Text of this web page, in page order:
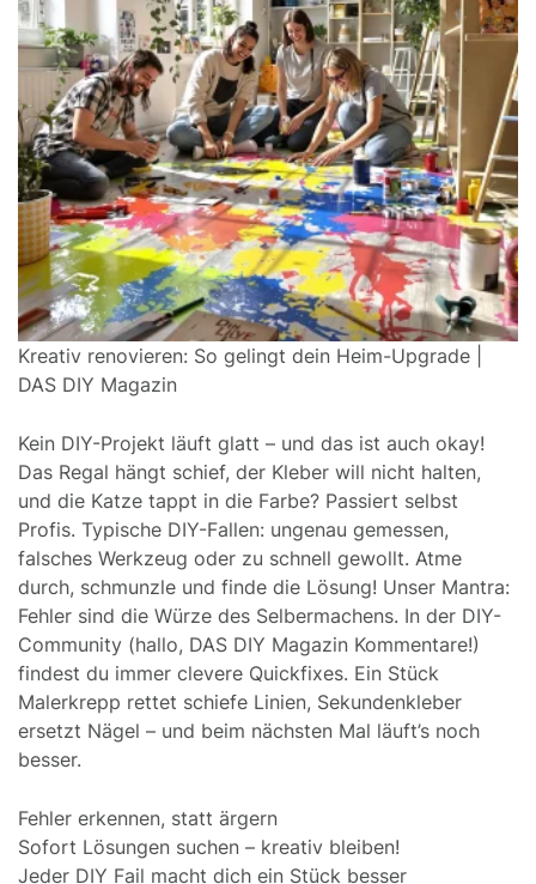
Kreativ renovieren: So gelingt dein Heim-Upgrade |
DAS DIY Magazin
Kein DIY-Projekt läuft glatt – und das ist auch okay!
Das Regal hängt schief, der Kleber will nicht halten,
und die Katze tappt in die Farbe? Passiert selbst
Profis. Typische DIY-Fallen: ungenau gemessen,
falsches Werkzeug oder zu schnell gewollt. Atme
durch, schmunzle und finde die Lösung! Unser Mantra:
Fehler sind die Würze des Selbermachens. In der DIY-
Community (hallo, DAS DIY Magazin Kommentare!)
findest du immer clevere Quickfixes. Ein Stück
Malerkrepp rettet schiefe Linien, Sekundenkleber
ersetzt Nägel – und beim nächsten Mal läuft’s noch
besser.
Fehler erkennen, statt ärgern
Sofort Lösungen suchen – kreativ bleiben!
Jeder DIY Fail macht dich ein Stück besser